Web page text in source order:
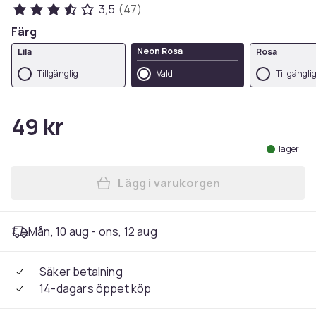
3,5 (47)
Färg
Lila
Tillgänglig
Neon Rosa
Vald
Rosa
Tillgänglig
49 kr
I lager
Lägg till Refill
Lägg i varukorgen
Mån, 10 aug - ons, 12 aug
Säker betalning
14-dagars öppet köp